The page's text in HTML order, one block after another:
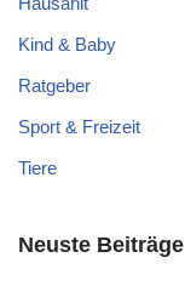
Kind & Baby
Ratgeber
Sport & Freizeit
Tiere
Neuste Beiträge